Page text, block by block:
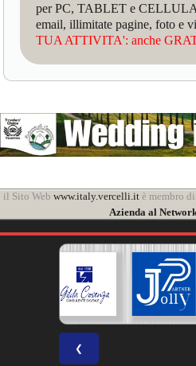
per PC, TABLET e
email, illimitate pagine, foto e
TUA ATTIVITA': anche
il Sito Web www.italy.vercelli.it è membro
Azienda al
❮